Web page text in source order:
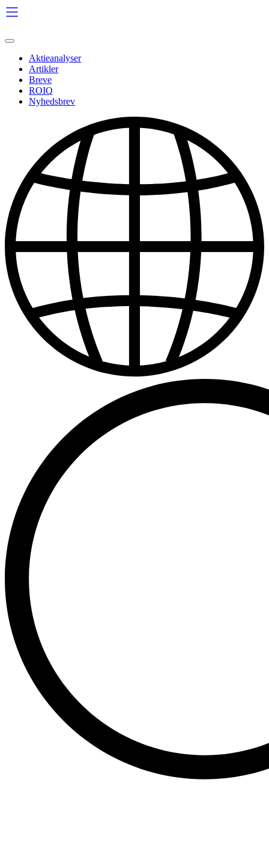
Videre
til
Aktieanalyser
Artikler
Breve
ROIQ
Nyhedsbrev